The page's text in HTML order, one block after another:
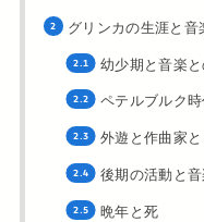
グリンカの生涯と音
幼少期と音楽
ペテルブルク
外遊と作曲家
後期の活動と
晩年と死